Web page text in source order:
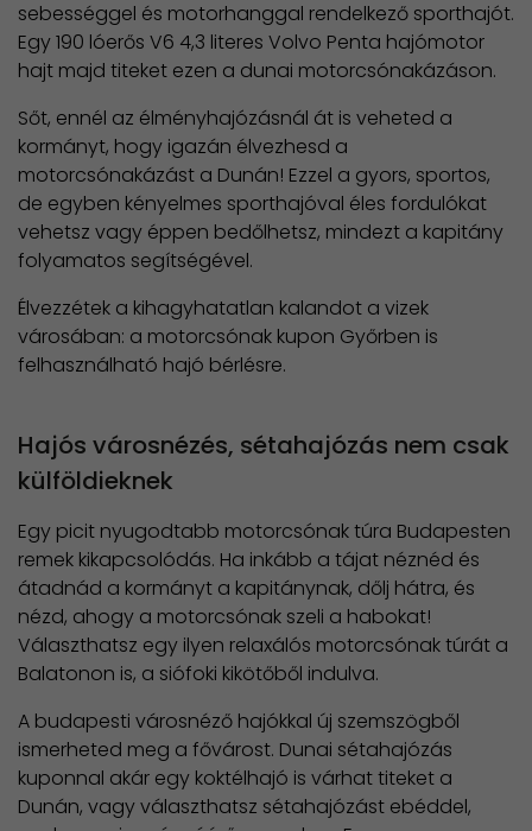
sebességgel és motorhanggal rendelkező sporthajót.
Egy 190 lóerős V6 4,3 literes Volvo Penta hajómotor
hajt majd titeket ezen a dunai motorcsónakázáson.
Sőt, ennél az élményhajózásnál át is veheted a
kormányt, hogy igazán élvezhesd a
motorcsónakázást a Dunán! Ezzel a gyors, sportos,
de egyben kényelmes sporthajóval éles fordulókat
vehetsz vagy éppen bedőlhetsz, mindezt a kapitány
folyamatos segítségével.
Élvezzétek a kihagyhatatlan kalandot a vizek
városában: a motorcsónak kupon Győrben is
felhasználható hajó bérlésre.
Hajós városnézés, sétahajózás nem csak
külföldieknek
Egy picit nyugodtabb motorcsónak túra Budapesten
remek kikapcsolódás. Ha inkább a tájat néznéd és
átadnád a kormányt a kapitánynak, dőlj hátra, és
nézd, ahogy a motorcsónak szeli a habokat!
Választhatsz egy ilyen relaxálós motorcsónak túrát a
Balatonon is, a siófoki kikötőből indulva.
A budapesti városnéző hajókkal új szemszögből
ismerheted meg a fővárost. Dunai sétahajózás
kuponnal akár egy koktélhajó is várhat titeket a
Dunán, vagy választhatsz sétahajózást ebéddel,